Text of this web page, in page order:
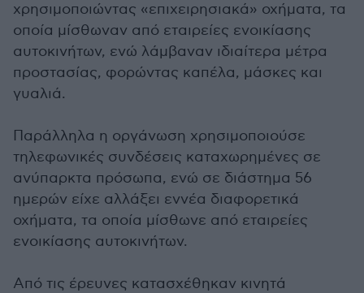
χρησιμοποιώντας «επιχειρησιακά» οχήματα, τα
οποία μίσθωναν από εταιρείες ενοικίασης
αυτοκινήτων, ενώ λάμβαναν ιδιαίτερα μέτρα
προστασίας, φορώντας καπέλα, μάσκες και
γυαλιά.
Παράλληλα η οργάνωση χρησιμοποιούσε
τηλεφωνικές συνδέσεις καταχωρημένες σε
ανύπαρκτα πρόσωπα, ενώ σε διάστημα 56
ημερών είχε αλλάξει εννέα διαφορετικά
οχήματα, τα οποία μίσθωνε από εταιρείες
ενοικίασης αυτοκινήτων.
Από τις έρευνες κατασχέθηκαν κινητά